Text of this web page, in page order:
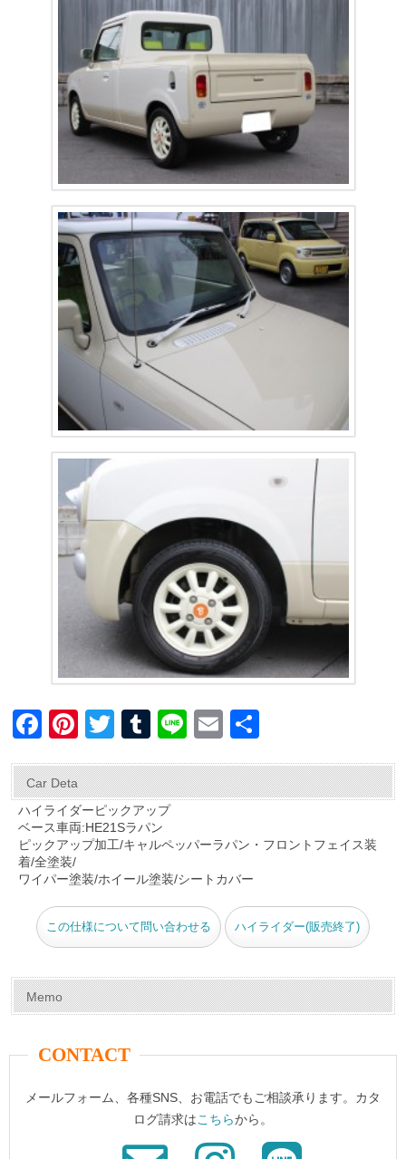
F
c
e
b
o
o
k
Pi
er
e
st
T
tt
er
T
m
bl
r
Li
e
E
ail
Car Deta
ハイライダーピックアップ
ベース車両:HE21Sラパン
ピックアップ加工/キャルペッパーラパン・フロントフェイス装
着/全塗装/
ワイパー塗装/ホイール塗装/シートカバー
この仕様について問い合わせる ハイライダー(販売終了)
Memo
CONTACT
メールフォーム、各種SNS、お電話でもご相談承ります。カタ
ログ請求はこちらから。